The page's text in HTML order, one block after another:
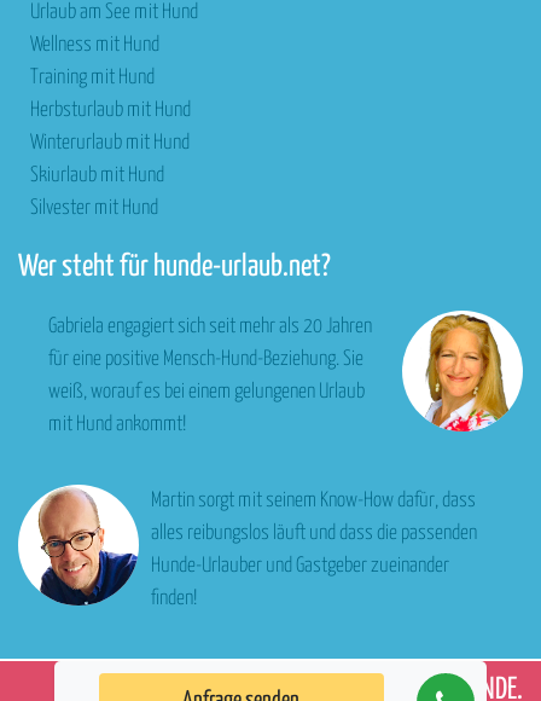
Urlaub am See mit Hund
Wellness mit Hund
Training mit Hund
Herbsturlaub mit Hund
Winterurlaub mit Hund
Skiurlaub mit Hund
Silvester mit Hund
Wer steht für hunde-urlaub.net?
Gabriela engagiert sich seit mehr als 20 Jahren
für eine positive Mensch-Hund-Beziehung. Sie
weiß, worauf es bei einem gelungenen Urlaub
mit Hund ankommt!
Martin sorgt mit seinem Know-How dafür, dass
alles reibungslos läuft und dass die passenden
Hunde-Urlauber und Gastgeber zueinander
finden!
LIEBEN HUNDE.